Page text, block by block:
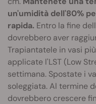
un'umidità dell'80%
rapida. Entro la fine
dovrebbero aver
Trapiantatele in vasi
applicate l'LST (Low
settimana. Spostate i
soleggiata. Al termine
dovrebbero crescere